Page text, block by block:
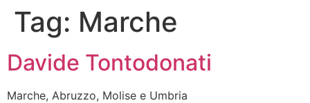
Tag: Marche
Davide Tontodonati
Marche, Abruzzo, Molise e Umbria